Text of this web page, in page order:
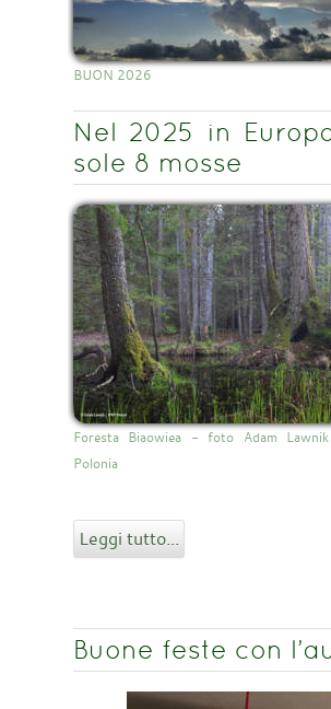
BUON 2026
Nel 2025 in
sole 8 mosse
Foresta Biaowiea - foto Adam
Polonia
Leggi tutto...
Buone feste con